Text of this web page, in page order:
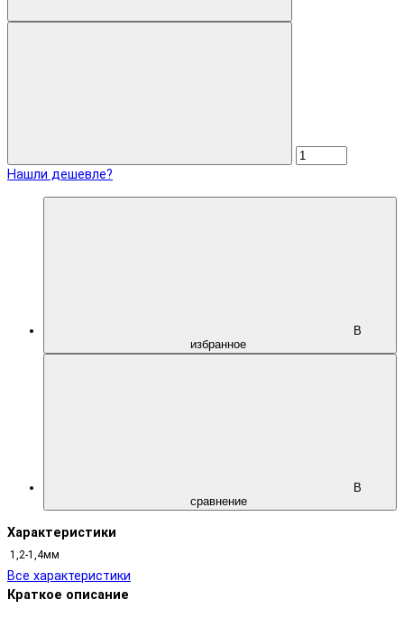
Нашли дешевле?
В
избранное
В
сравнение
Характеристики
1,2-1,4мм
Все характеристики
Краткое описание